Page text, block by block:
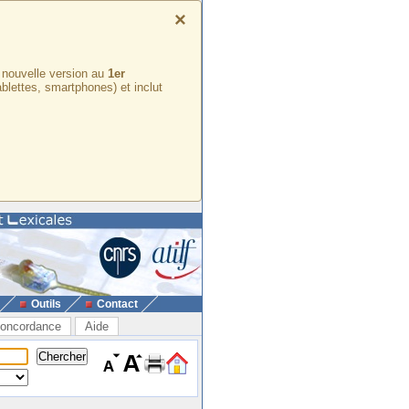
×
version au 1er
smartphones) et inclut
Outils Contact
Aide